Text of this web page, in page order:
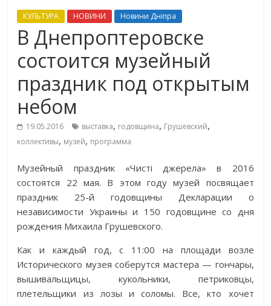
КУЛЬТУРА НОВИНИ Новини Дніпра
В Днепроптеровске
состоится музейный
праздник под открытым
небом
19.05.2016 выставка, годовщина, Грушевский,
коллективы, музей, программа
Музейный праздник «Чисті джерела» в 2016
состоятся 22 мая. В этом году музей посвящает
праздник 25-й годовщины Декларации о
независимости Украины и 150 годовщине со дня
рождения Михаила Грушевского.
Как и каждый год, с 11:00 на площади возле
Исторического музея соберутся мастера — гончары,
вышивальщицы, кукольники, петриковцы,
плетельщики из лозы и соломы. Все, кто хочет